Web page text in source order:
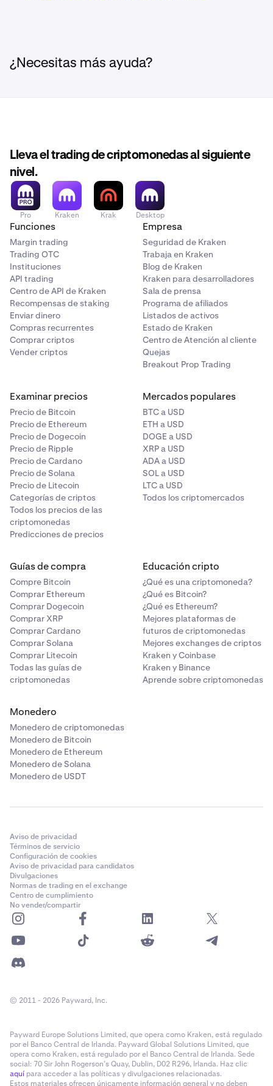
¿Necesitas más ayuda?
Lleva el trading de criptomonedas al siguiente
nivel.
Pro Kraken Krak Desktop
Funciones
Margin trading
Trading OTC
Instituciones
API trading
Centro de API de Kraken
Recompensas de staking
Enviar dinero
Compras recurrentes
Comprar criptos
Vender criptos
Empresa
Seguridad de Kraken
Trabaja en Kraken
Blog de Kraken
Kraken para desarrolladores
Sala de prensa
Programa de afiliados
Listados de activos
Estado de Kraken
Centro de Atención al cliente
Quejas
Breakout Prop Trading
Examinar precios
Precio de Bitcoin
Precio de Ethereum
Precio de Dogecoin
Precio de Ripple
Precio de Cardano
Precio de Solana
Precio de Litecoin
Categorías de criptos
Todos los precios de las
criptomonedas
Predicciones de precios
Mercados populares
BTC a USD
ETH a USD
DOGE a USD
XRP a USD
ADA a USD
SOL a USD
LTC a USD
Todos los criptomercados
Guías de compra
Compre Bitcoin
Comprar Ethereum
Comprar Dogecoin
Comprar XRP
Comprar Cardano
Comprar Solana
Comprar Litecoin
Todas las guías de
criptomonedas
Educación cripto
¿Qué es una criptomoneda?
¿Qué es Bitcoin?
¿Qué es Ethereum?
Mejores plataformas de
futuros de criptomonedas
Mejores exchanges de criptos
Kraken y Coinbase
Kraken y Binance
Aprende sobre criptomonedas
Monedero
Monedero de criptomonedas
Monedero de Bitcoin
Monedero de Ethereum
Monedero de Solana
Monedero de USDT
Aviso de privacidad
Términos de servicio
Configuración de cookies
Aviso de privacidad para candidatos
Divulgaciones
Normas de trading en el exchange
Centro de cumplimiento
No vender/compartir
© 2011 - 2026 Payward, Inc.
Payward Europe Solutions Limited, que opera como Kraken, está regulado
por el Banco Central de Irlanda. Payward Global Solutions Limited, que
opera como Kraken, está regulado por el Banco Central de Irlanda. Sede
social: 70 Sir John Rogerson’s Quay, Dublin, D02 R296, Irlanda. Haz clic
aquí para acceder a las políticas y divulgaciones relacionadas.
Estos materiales ofrecen únicamente información general y no deben